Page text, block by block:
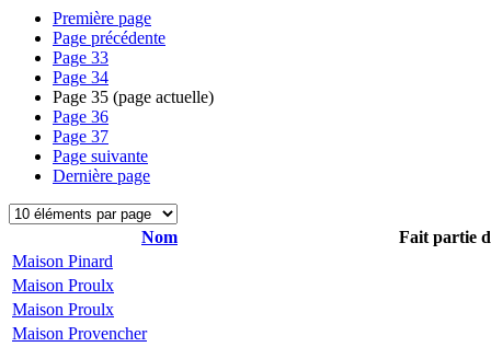
Première page
Page précédente
Page 33
Page 34
Page 35 (page actuelle)
Page 36
Page 37
Page suivante
Dernière page
Nom
Fait partie
Maison Pinard
Maison Proulx
Maison Proulx
Maison Provencher